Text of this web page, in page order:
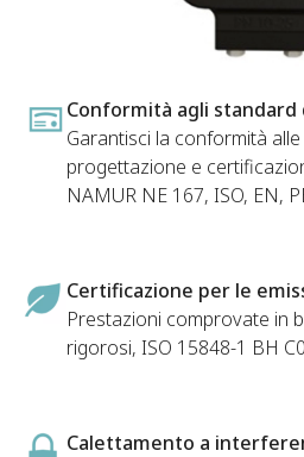
Conformità agli
Garantisci la conformità
progettazione e
NAMUR NE 167, ISO, EN,
Certificazione per le
Prestazioni comprovate in
rigorosi, ISO 15848-1 BH
Calettamento a